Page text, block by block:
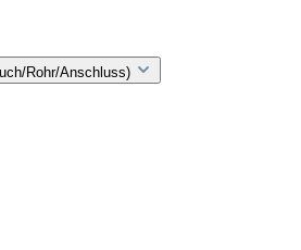
Rohr/Anschluss)